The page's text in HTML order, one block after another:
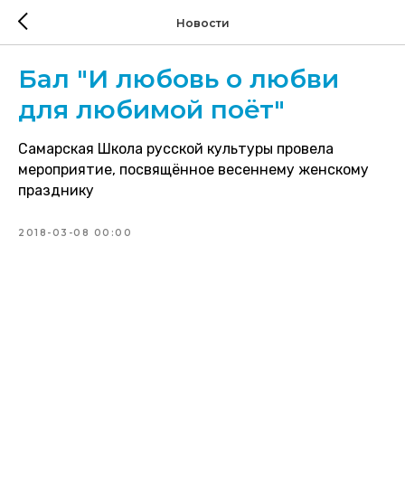
Новости
Бал "И любовь о любви
для любимой поёт"
Самарская Школа русской культуры провела
мероприятие, посвящённое весеннему женскому
празднику
2018-03-08 00:00